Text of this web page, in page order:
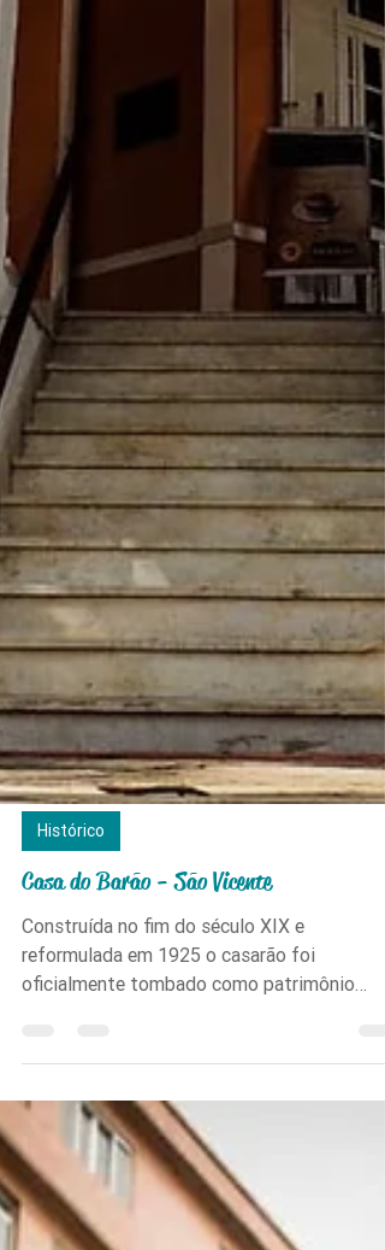
Histórico
Casa do Barão - São Vicente
Construída no fim do século XIX e
histórico em 1988 e possui estilo eclético
com forte inspiração nas clássicas vilas
italianas.